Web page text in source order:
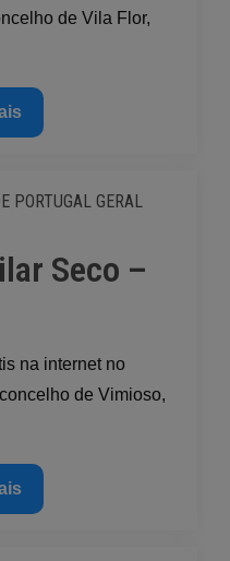
de Vila Flor,
PORTUGAL GERAL
Seco –
na internet no
de Vimioso,